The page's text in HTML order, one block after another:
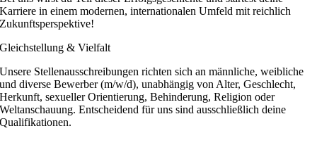
Karriere in einem modernen, internationalen Umfeld mit reichlich
Zukunftsperspektive!
Gleichstellung & Vielfalt
Unsere Stellenausschreibungen richten sich an männliche, weibliche
und diverse Bewerber (m/w/d), unabhängig von Alter, Geschlecht,
Herkunft, sexueller Orientierung, Behinderung, Religion oder
Weltanschauung. Entscheidend für uns sind ausschließlich deine
Qualifikationen.